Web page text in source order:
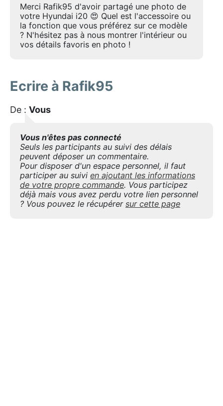
Merci Rafik95 d'avoir partagé une photo de
votre Hyundai i20 😍 Quel est l'accessoire ou
la fonction que vous préférez sur ce modèle
? N'hésitez pas à nous montrer l'intérieur ou
vos détails favoris en photo !
Ecrire à Rafik95
De : Vous
Vous n'êtes pas connecté
Seuls les participants au suivi des délais
peuvent déposer un commentaire.
Pour disposer d'un espace personnel, il faut
participer au suivi en ajoutant les informations
de votre propre commande. Vous participez
déjà mais vous avez perdu votre lien personnel
? Vous pouvez le récupérer sur cette page